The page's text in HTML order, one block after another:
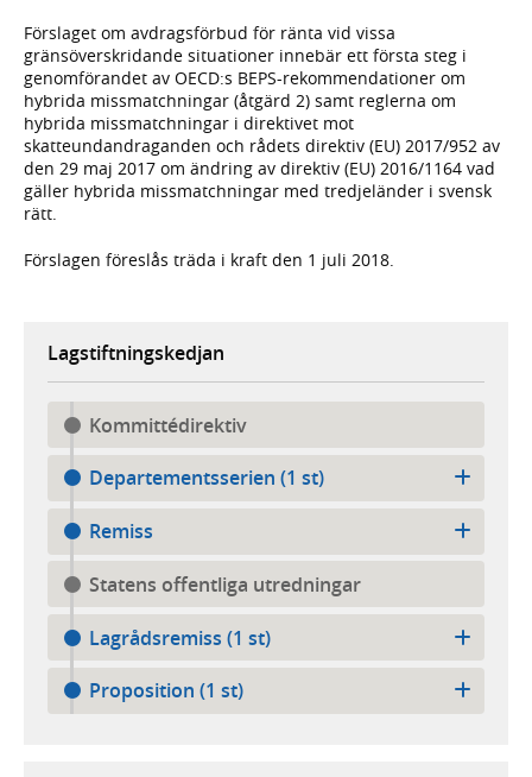
Förslaget om avdragsförbud för ränta vid vissa
gränsöverskridande situationer innebär ett första steg i
genomförandet av OECD:s BEPS-rekommendationer om
hybrida missmatchningar (åtgärd 2) samt reglerna om
hybrida missmatchningar i direktivet mot
skatteundandraganden och rådets direktiv (EU) 2017/952 av
den 29 maj 2017 om ändring av direktiv (EU) 2016/1164 vad
gäller hybrida missmatchningar med tredjeländer i svensk
rätt.
Förslagen föreslås träda i kraft den 1 juli 2018.
Lagstiftningskedjan
Kommittédirektiv
Departementsserien (1 st)
Remiss
Statens offentliga utredningar
Lagrådsremiss (1 st)
Proposition (1 st)